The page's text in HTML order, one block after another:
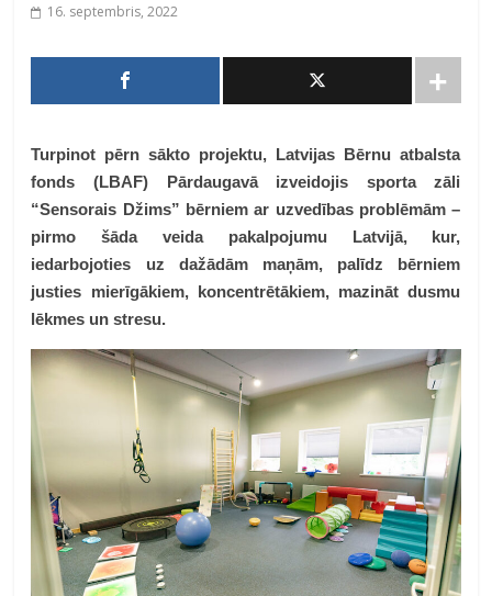
16. septembris, 2022
Turpinot pērn sākto projektu, Latvijas Bērnu atbalsta
fonds (LBAF) Pārdaugavā izveidojis sporta zāli
“Sensorais Džims” bērniem ar uzvedības problēmām –
pirmo šāda veida pakalpojumu Latvijā, kur,
iedarbojoties uz dažādām maņām, palīdz bērniem
justies mierīgākiem, koncentrētākiem, mazināt dusmu
lēkmes un stresu.